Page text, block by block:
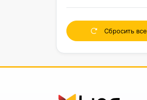
Сбросить все